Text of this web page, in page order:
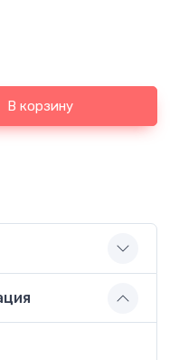
В корзину